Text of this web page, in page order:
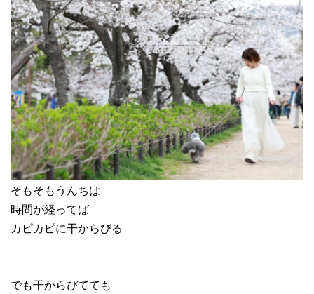
そもそもうんちは
時間が経ってば
カピカピに干からびる
でも干からびてても